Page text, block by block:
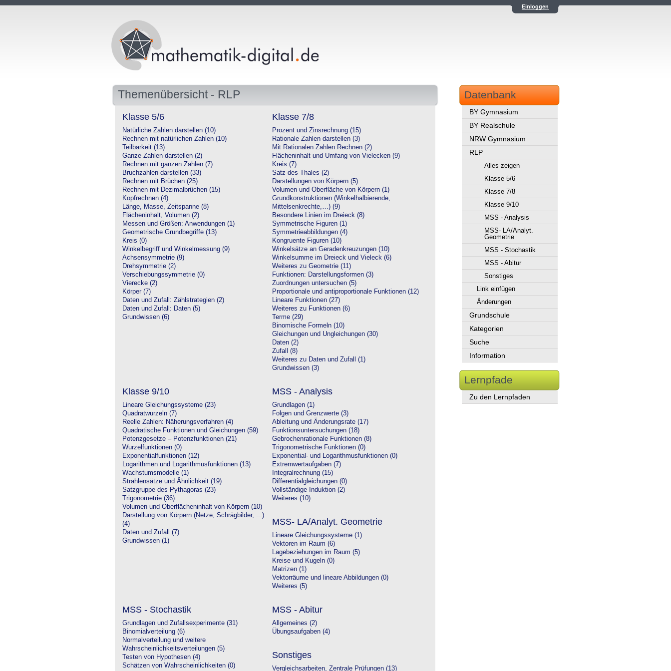
Einloggen
Themenübersicht - RLP
Klasse 5/6
Natürliche Zahlen darstellen (10)
Rechnen mit natürlichen Zahlen (10)
Teilbarkeit (13)
Ganze Zahlen darstellen (2)
Rechnen mit ganzen Zahlen (7)
Bruchzahlen darstellen (33)
Rechnen mit Brüchen (25)
Rechnen mit Dezimalbrüchen (15)
Kopfrechnen (4)
Länge, Masse, Zeitspanne (8)
Flächeninhalt, Volumen (2)
Messen und Größen: Anwendungen (1)
Geometrische Grundbegriffe (13)
Kreis (0)
Winkelbegriff und Winkelmessung (9)
Achsensymmetrie (9)
Drehsymmetrie (2)
Verschiebungssymmetrie (0)
Vierecke (2)
Körper (7)
Daten und Zufall: Zählstrategien (2)
Daten und Zufall: Daten (5)
Grundwissen (6)
Klasse 7/8
Prozent und Zinsrechnung (15)
Rationale Zahlen darstellen (3)
Mit Rationalen Zahlen Rechnen (2)
Flächeninhalt und Umfang von Vielecken (9)
Kreis (7)
Satz des Thales (2)
Darstellungen von Körpern (5)
Volumen und Oberfläche von Körpern (1)
Grundkonstruktionen (Winkelhalbierende,
Mittelsenkrechte,…) (9)
Besondere Linien im Dreieck (8)
Symmetrische Figuren (1)
Symmetrieabbildungen (4)
Kongruente Figuren (10)
Winkelsätze an Geradenkreuzungen (10)
Winkelsumme im Dreieck und Vieleck (6)
Weiteres zu Geometrie (11)
Funktionen: Darstellungsformen (3)
Zuordnungen untersuchen (5)
Proportionale und antiproportionale Funktionen (12)
Lineare Funktionen (27)
Weiteres zu Funktionen (6)
Terme (29)
Binomische Formeln (10)
Gleichungen und Ungleichungen (30)
Daten (2)
Zufall (8)
Weiteres zu Daten und Zufall (1)
Grundwissen (3)
Klasse 9/10
Lineare Gleichungssysteme (23)
Quadratwurzeln (7)
Reelle Zahlen: Näherungsverfahren (4)
Quadratische Funktionen und Gleichungen (59)
Potenzgesetze – Potenzfunktionen (21)
Wurzelfunktionen (0)
Exponentialfunktionen (12)
Logarithmen und Logarithmusfunktionen (13)
Wachstumsmodelle (1)
Strahlensätze und Ähnlichkeit (19)
Satzgruppe des Pythagoras (23)
Trigonometrie (36)
Volumen und Oberflächeninhalt von Körpern (10)
Darstellung von Körpern (Netze, Schrägbilder, ...)
(4)
Daten und Zufall (7)
Grundwissen (1)
MSS - Analysis
Grundlagen (1)
Folgen und Grenzwerte (3)
Ableitung und Änderungsrate (17)
Funktionsuntersuchungen (18)
Gebrochenrationale Funktionen (8)
Trigonometrische Funktionen (0)
Exponential- und Logarithmusfunktionen (0)
Extremwertaufgaben (7)
Integralrechnung (15)
Differentialgleichungen (0)
Vollständige Induktion (2)
Weiteres (10)
MSS- LA/Analyt. Geometrie
Lineare Gleichungssysteme (1)
Vektoren im Raum (6)
Lagebeziehungen im Raum (5)
Kreise und Kugeln (0)
Matrizen (1)
Vektorräume und lineare Abbildungen (0)
Weiteres (5)
MSS - Stochastik
Grundlagen und Zufallsexperimente (31)
Binomialverteilung (6)
Normalverteilung und weitere
Wahrscheinlichkeitsverteilungen (5)
Testen von Hypothesen (4)
Schätzen von Wahrscheinlichkeiten (0)
MSS - Abitur
Allgemeines (2)
Übungsaufgaben (4)
Sonstiges
Vergleichsarbeiten, Zentrale Prüfungen (13)
Datenbank
BY Gymnasium
BY Realschule
NRW Gymnasium
RLP
Alles zeigen
Klasse 5/6
Klasse 7/8
Klasse 9/10
MSS - Analysis
MSS- LA/Analyt.
Geometrie
MSS - Stochastik
MSS - Abitur
Sonstiges
Link einfügen
Änderungen
Grundschule
Kategorien
Suche
Information
Lernpfade
Zu den Lernpfaden